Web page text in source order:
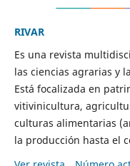
RIVAR
Es una revista
las ciencias agrarias y
Está focalizada en
vitivinicultura,
culturas alimentarias
la producción hasta el